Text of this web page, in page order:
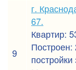
9
г.
67.
Квартир:
Построен: